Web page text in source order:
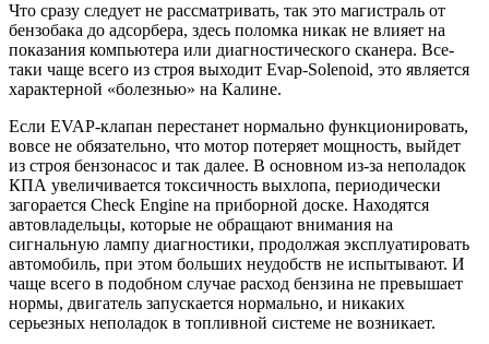
Что сразу следует не рассматривать, так это магистраль от
бензобака до адсорбера, здесь поломка никак не влияет на
показания компьютера или диагностического сканера. Все-
таки чаще всего из строя выходит Evap-Solenoid, это является
характерной «болезнью» на Калине.
Если EVAP-клапан перестанет нормально функционировать,
вовсе не обязательно, что мотор потеряет мощность, выйдет
из строя бензонасос и так далее. В основном из-за неполадок
КПА увеличивается токсичность выхлопа, периодически
загорается Check Engine на приборной доске. Находятся
автовладельцы, которые не обращают внимания на
сигнальную лампу диагностики, продолжая эксплуатировать
автомобиль, при этом больших неудобств не испытывают. И
чаще всего в подобном случае расход бензина не превышает
нормы, двигатель запускается нормально, и никаких
серьезных неполадок в топливной системе не возникает.